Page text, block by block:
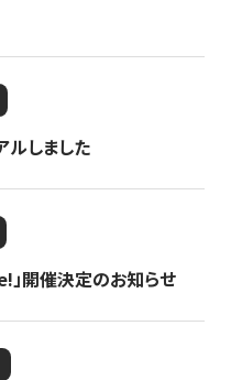
ルしました
」開催決定のお知らせ